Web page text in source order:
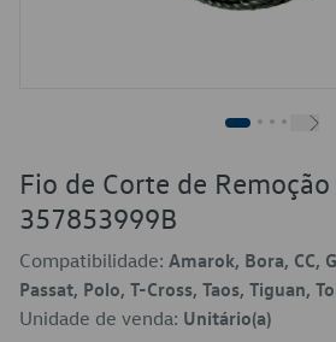
Fio de Corte de
357853999B
Compatibilidade: Amarok, Bora, CC,
Passat, Polo, T-Cross, Taos, Tiguan,
Unidade de venda: Unitário(a)